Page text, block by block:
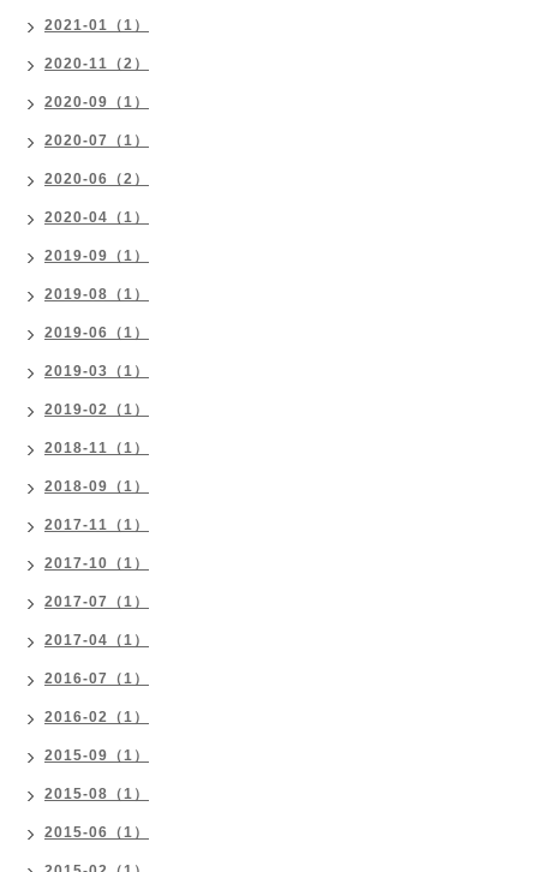
2021-01（1）
2020-11（2）
2020-09（1）
2020-07（1）
2020-06（2）
2020-04（1）
2019-09（1）
2019-08（1）
2019-06（1）
2019-03（1）
2019-02（1）
2018-11（1）
2018-09（1）
2017-11（1）
2017-10（1）
2017-07（1）
2017-04（1）
2016-07（1）
2016-02（1）
2015-09（1）
2015-08（1）
2015-06（1）